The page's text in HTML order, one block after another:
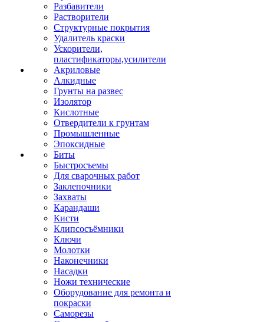
Разбавители
Растворители
Структурные покрытия
Удалитель краски
Ускорители,
пластификаторы,усилители
Акриловые
Алкидные
Грунты на развес
Изолятор
Кислотные
Отвердители к грунтам
Промышленные
Эпоксидные
Биты
Быстросъемы
Для сварочных работ
Заклепочники
Захваты
Карандаши
Кисти
Клипсосъёмники
Ключи
Молотки
Наконечники
Насадки
Ножи технические
Оборудование для ремонта и
покраски
Саморезы